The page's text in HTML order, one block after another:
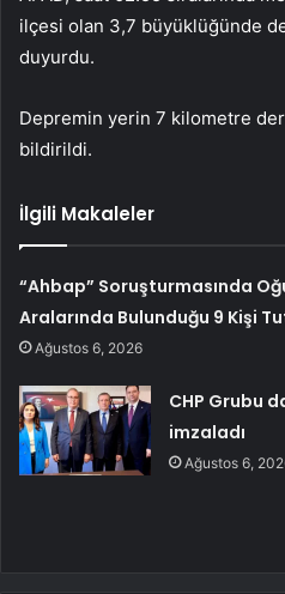
ilçesi olan 3,7 büyüklüğünde
duyurdu.
Depremin yerin 7 kilometre
bildirildi.
İlgili Makaleler
“Ahbap” Soruşturmasında
Aralarında Bulunduğu 9 Kişi
Ağustos 6, 2026
CHP Grubu
imzaladı
Ağustos 6,